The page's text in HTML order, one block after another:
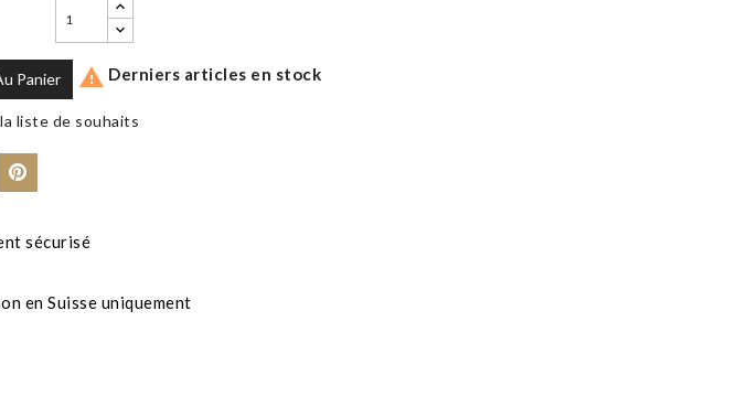
Panier  Derniers articles en stock
liste de souhaits
sécurisé
en Suisse uniquement